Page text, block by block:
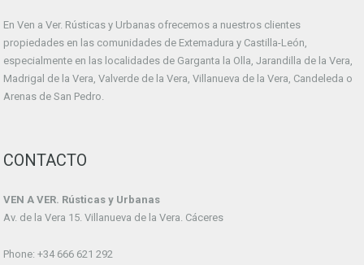
En Ven a Ver. Rústicas y Urbanas ofrecemos a nuestros clientes
propiedades en las comunidades de Extemadura y Castilla-León,
especialmente en las localidades de Garganta la Olla, Jarandilla de la Vera,
Madrigal de la Vera, Valverde de la Vera, Villanueva de la Vera, Candeleda o
Arenas de San Pedro.
CONTACTO
VEN A VER. Rústicas y Urbanas
Av. de la Vera 15. Villanueva de la Vera. Cáceres
Phone: +34 666 621 292